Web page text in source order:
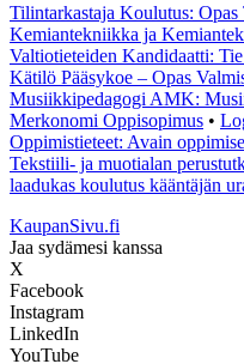
Tilintarkastaja Koulutus:
Kemiantekniikka ja
Valtiotieteiden Kandidaatti:
Kätilö Pääsykoe – Opas
Musiikkipedagogi AMK:
Merkonomi Oppisopimus •
Oppimistieteet: Avain
Tekstiili- ja muotialan
laadukas koulutus kääntäjän
KaupanSivu.fi
Jaa sydämesi kanssa
X
Facebook
Instagram
LinkedIn
YouTube